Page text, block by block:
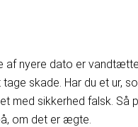
af nyere dato er
skade. Har du et ur,
med sikkerhed falsk.
om det er ægte.